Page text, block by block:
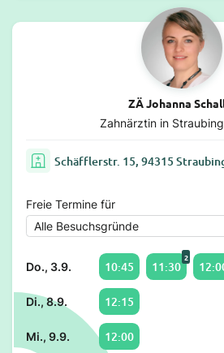
ZÄ Johanna
Zahnärztin in
Schäfflerstr. 15, 94315
Freie Termine für
Do., 3.9. 10:45 11:30
2
Di., 8.9. 12:15
Mi., 9.9. 12:00